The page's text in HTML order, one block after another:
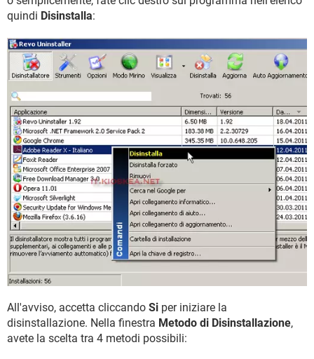
quindi Disinstalla:
All'avviso, accetta cliccando Si per iniziare la
disinstallazione. Nella finestra Metodo di Disinstallazione,
avete la scelta tra 4 metodi possibili: